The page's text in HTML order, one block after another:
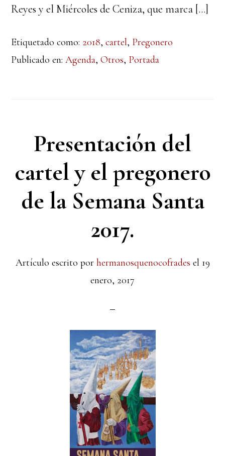
Reyes y el Miércoles de Ceniza, que marca […]
Etiquetado como: 2018,cartel, Pregonero
Publicado en:Agenda,Otros, Portada
Presentación del
cartel y el pregonero
de la Semana Santa
2017.
Artículo escrito por hermanosquenocofrades el 19
enero, 2017